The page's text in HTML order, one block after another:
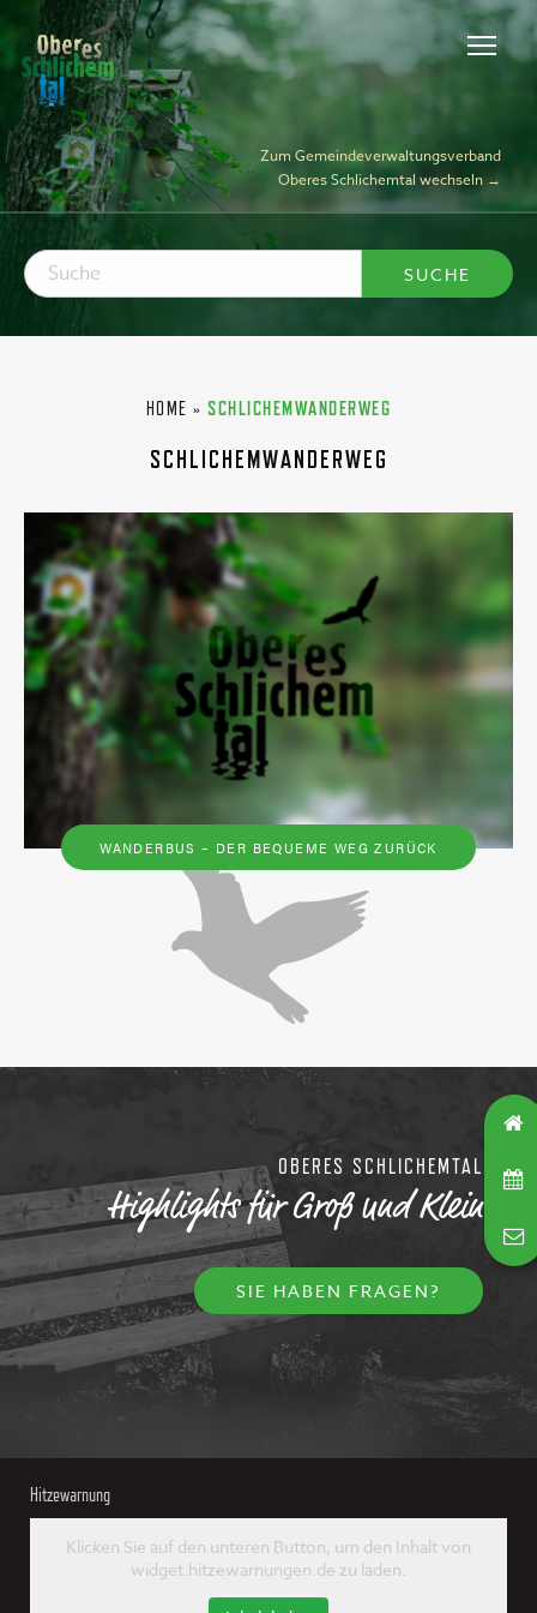
Zum Gemeindeverwaltungsverband
Oberes Schlichemtal wechseln →
HOME »SCHLICHEMWANDERWEG
SCHLICHEMWANDERWEG
WANDERBUS – DER BEQUEME WEG ZURÜCK
OBERES SCHLICHEMTAL
Highlights für Groß und Klein
SIE HABEN FRAGEN?
Hitzewarnung
Klicken Sie auf den unteren Button, um den Inhalt von
widget.hitzewarnungen.de zu laden.